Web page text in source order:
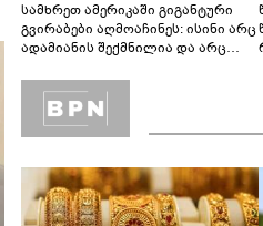
სამხრეთ ამერიკაში გიგანტური
გვირაბები აღმოაჩინეს: ისინი არც
ადამიანის შექმნილია და არც
ლაბირინთები?